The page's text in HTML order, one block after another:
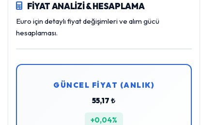
FİYAT ANALİZİ & HESAPLAMA
Euro için detaylı fiyat değişimleri ve alım gücü
hesaplaması.
GÜNCEL FİYAT (ANLIK)
55,17 ₺
+0,04%